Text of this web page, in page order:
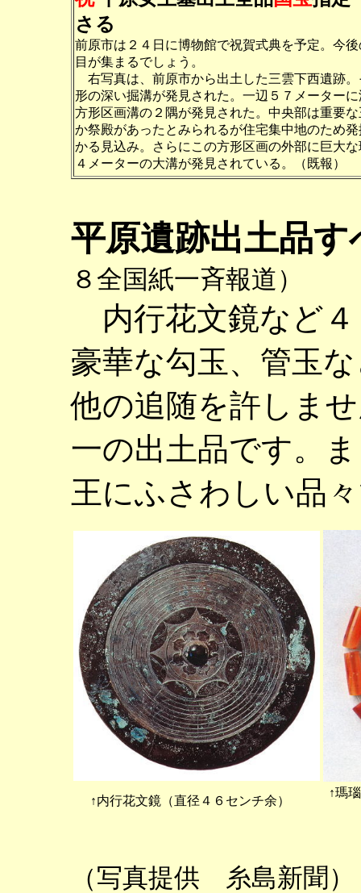
さる
前原市は２４日に博物館で祝賀式典を予定。今
目が集まるでしょう。
右写真は、前原市から出土した三雲下西遺跡
形の深い掘溝が発見された。一辺５７メーター
方形区画溝の２隅が発見された。中央部は重要
か祭殿があったとみられるが住宅集中地のため
かる見込み。さらにこの方形区画の外部に巨大
４メーターの大溝が発見されている。（既報）
平原遺跡出土品す
８全国紙一斉報道）
内行花文鏡など４
豪華な勾玉、管玉
他の追随を許しま
一の出土品です。
王にふさわしい品
↑内行花文鏡（直径４６センチ余）
↑瑪
（写真提供 糸島新聞）